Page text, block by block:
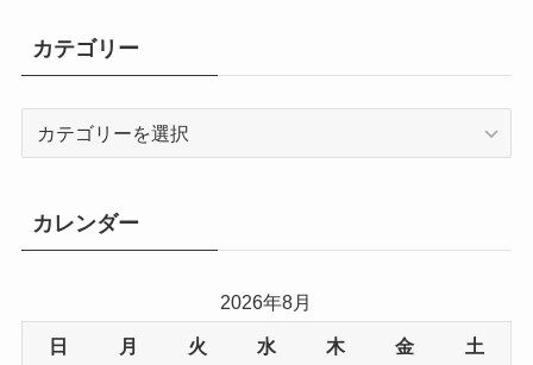
カテゴリー
ー
カレンダー
2026年8月
日 月 火 水 木 金 土